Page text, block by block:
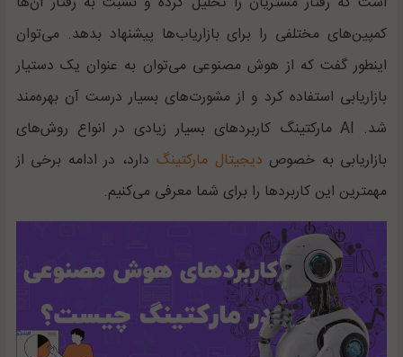
کمپین‌های مختلفی را برای بازاریاب‌ها پیشنهاد بدهد. می‌توان
اینطور گفت که از هوش مصنوعی می‌توان به عنوان یک دستیار
بازاریابی استفاده کرد و از مشورت‌های بسیار درست آن بهره‌مند
شد. AI مارکتینگ کاربرد‌های بسیار زیادی در انواع روش‌های
بازاریابی به خصوص دیجیتال مارکتینگ دارد، در ادامه برخی از
مهمترین این کاربرد‌ها را برای شما معرفی می‌کنیم.